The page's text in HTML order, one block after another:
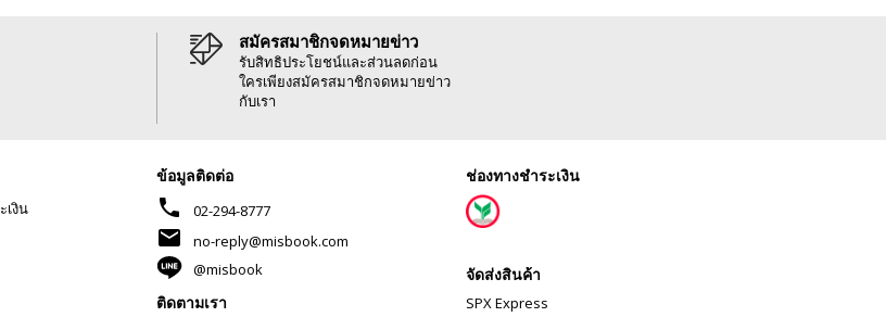
สมัครสมาชิกจดหมายข่าว
รับสิทธิประโยชน์และส่วนลดก่อน
ใครเพียงสมัครสมาชิกจดหมายข่าว
กับเรา
เงิน
ข้อมูลติดต่อ
phone 02-294-8777
mail
no-reply@misbook.com
@misbook
ติดตามเรา
ช่องทางชำระเงิน
จัดส่งสินค้า
SPX Express